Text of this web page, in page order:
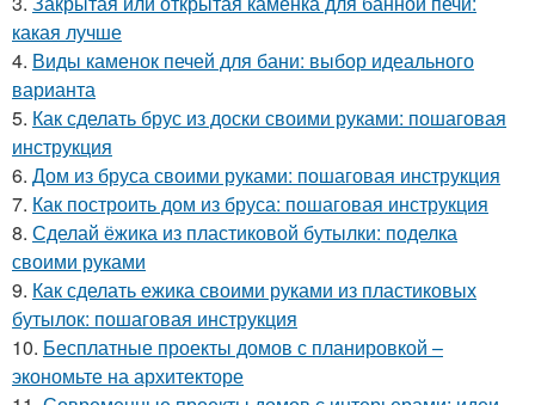
какая лучше
4. Виды каменок печей для бани: выбор идеального
варианта
5. Как сделать брус из доски своими руками: пошаговая
инструкция
6. Дом из бруса своими руками: пошаговая инструкция
7. Как построить дом из бруса: пошаговая инструкция
8. Сделай ёжика из пластиковой бутылки: поделка
своими руками
9. Как сделать ежика своими руками из пластиковых
бутылок: пошаговая инструкция
10. Бесплатные проекты домов с планировкой –
экономьте на архитекторе